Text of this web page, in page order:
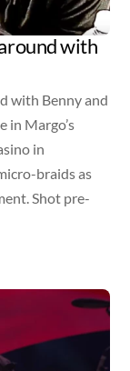
with
with Benny and
in Margo’s
in
braids as
Shot pre-